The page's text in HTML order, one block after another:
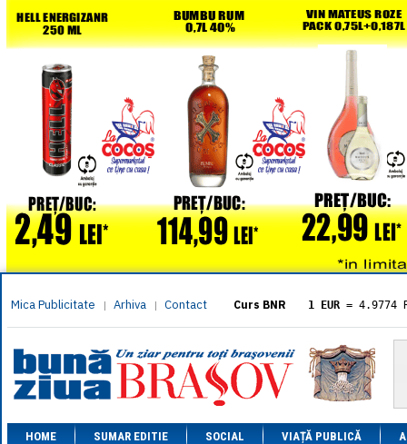
Mica Publicitate | Arhiva | Contact Curs BNR 1 EUR = 4.9774
= 5.8304
1 XAU= 464.4611
1 AED= 1.1933
1 AUD= 2.7957
1 BGN= 2.5449
1 CAD= 3.1559
HOME SUMAR EDITIE SOCIAL VIAȚĂ PUBLICĂ